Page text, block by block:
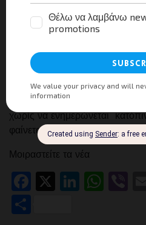
UNCATEGORIZED
Ο κόσμος το έχει
Tourism Press 20/06/2012 0
Μπορεί το Διοικητικό
οργανισμού να συνάπτει
η ίδια υπηρεσία για να κάνει
χωρίς να ενημερώνεται
φαίνεται […]
Μοιραστείτε τα νέα
Facebook
X LinkedIn